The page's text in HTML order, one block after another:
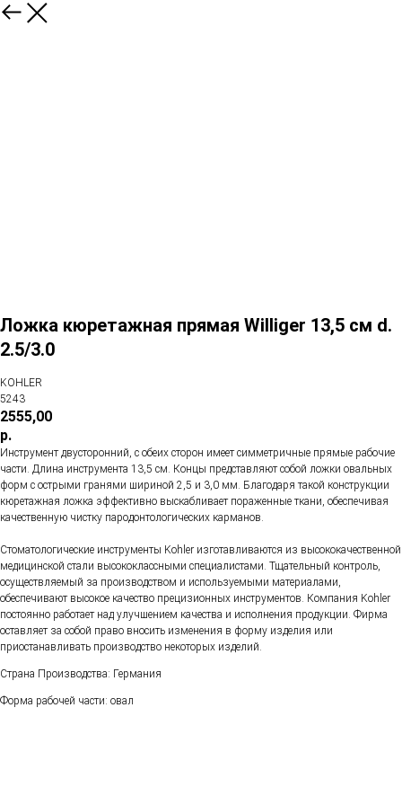
Ложка кюретажная прямая Williger 13,5 см d.
2.5/3.0
KOHLER
5243
2555,00
р.
Инструмент двусторонний, с обеих сторон имеет симметричные прямые рабочие
части. Длина инструмента 13,5 см. Концы представляют собой ложки овальных
форм с острыми гранями шириной 2,5 и 3,0 мм. Благодаря такой конструкции
кюретажная ложка эффективно выскабливает пораженные ткани, обеспечивая
качественную чистку пародонтологических карманов.
Стоматологические инструменты Kohler изготавливаются из высококачественной
медицинской стали высококлассными специалистами. Тщательный контроль,
осуществляемый за производством и используемыми материалами,
обеспечивают высокое качество прецизионных инструментов. Компания Kohler
постоянно работает над улучшением качества и исполнения продукции. Фирма
оставляет за собой право вносить изменения в форму изделия или
приостанавливать производство некоторых изделий.
Страна Производства: Германия
Форма рабочей части: овал